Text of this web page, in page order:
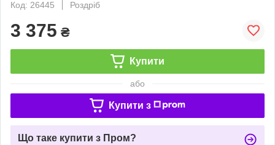
Код: 26445
Роздріб
3 375 ₴
Купити
або
Купити з
Що таке купити з Пром?